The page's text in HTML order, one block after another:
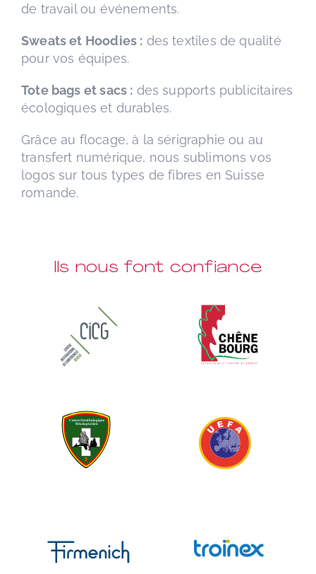
de travail ou événements.
Sweats et Hoodies : des textiles de qualité
pour vos équipes.
Tote bags et sacs : des supports publicitaires
écologiques et durables.
Grâce au flocage, à la sérigraphie ou au
transfert numérique, nous sublimons vos
logos sur tous types de fibres en Suisse
romande.
Ils nous font confiance